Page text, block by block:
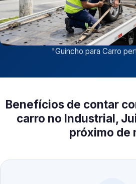
"Guincho para Carro
Benefícios de contar
carro no Industrial,
próximo de